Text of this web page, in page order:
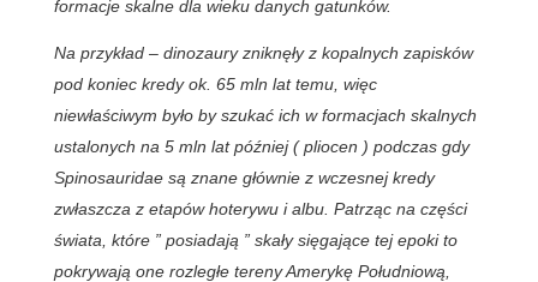
formacje skalne dla wieku danych gatunków.
Na przykład – dinozaury zniknęły z kopalnych zapisków
pod koniec kredy ok. 65 mln lat temu, więc
niewłaściwym było by szukać ich w formacjach skalnych
ustalonych na 5 mln lat później ( pliocen ) podczas gdy
Spinosauridae są znane głównie z wczesnej kredy
zwłaszcza z etapów hoterywu i albu. Patrząc na części
świata, które ” posiadają ” skały sięgające tej epoki to
pokrywają one rozległe tereny Amerykę Południową,